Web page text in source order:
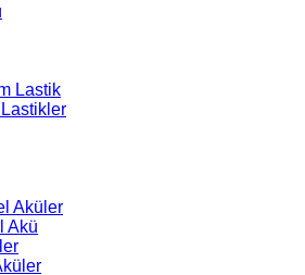
Lastik
Aküler
Akü